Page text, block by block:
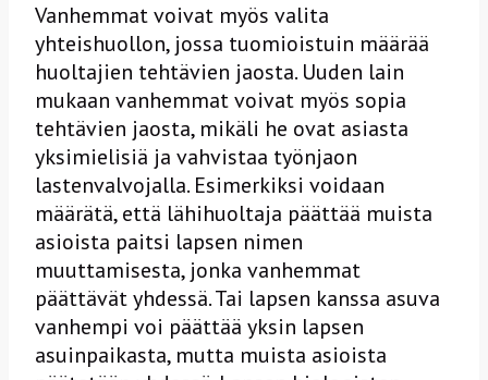
Vanhemmat voivat myös valita
yhteishuollon, jossa tuomioistuin määrää
huoltajien tehtävien jaosta. Uuden lain
mukaan vanhemmat voivat myös sopia
tehtävien jaosta, mikäli he ovat asiasta
yksimielisiä ja vahvistaa työnjaon
lastenvalvojalla. Esimerkiksi voidaan
määrätä, että lähihuoltaja päättää muista
asioista paitsi lapsen nimen
muuttamisesta, jonka vanhemmat
päättävät yhdessä. Tai lapsen kanssa asuva
vanhempi voi päättää yksin lapsen
asuinpaikasta, mutta muista asioista